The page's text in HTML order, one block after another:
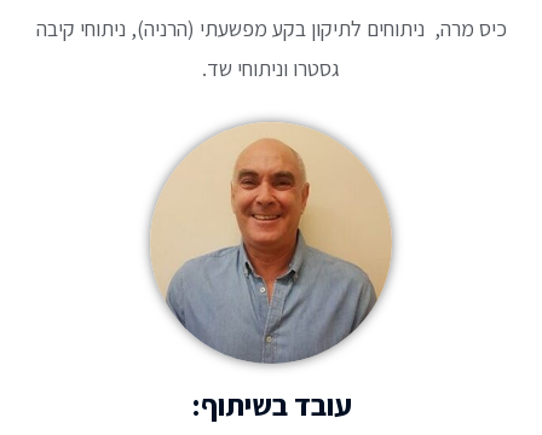
כיס מרה, ניתוחים לתיקון בקע מפשעתי (הרניה), ניתוחי קיבה
גסטרו וניתוחי שד.
עובד בשיתוף: